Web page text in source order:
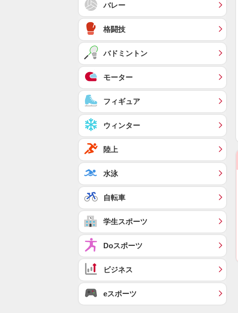
バレー
格闘技
バドミントン
モーター
フィギュア
ウィンター
陸上
水泳
自転車
学生スポーツ
Doスポーツ
ビジネス
eスポーツ